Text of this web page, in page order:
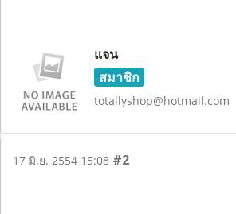
แจน
สมาชิก
totallyshop@hotmail.com
17 มิ.ย. 2554 15:08 #2